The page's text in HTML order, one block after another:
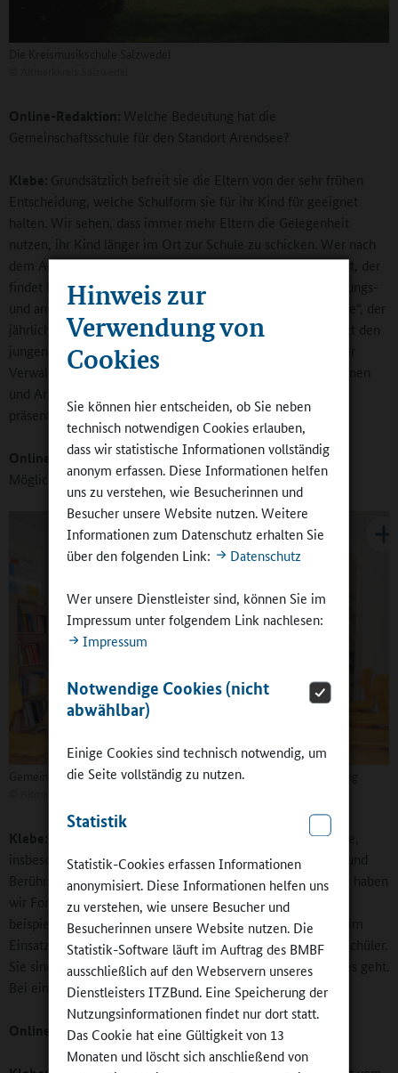
Hinweis zur
Verwendung von
Cookies
Sie können hier entscheiden, ob Sie neben
technisch notwendigen Cookies erlauben,
dass wir statistische Informationen vollständig
anonym erfassen. Diese Informationen helfen
uns zu verstehen, wie Besucherinnen und
Besucher unsere Website nutzen. Weitere
Informationen zum Datenschutz erhalten Sie
über den folgenden Link:
Datenschutz
Wer unsere Dienstleister sind, können Sie im
Impressum unter folgendem Link nachlesen:
Impressum
Notwendige Cookies (nicht
abwählbar)
Einige Cookies sind technisch notwendig, um
die Seite vollständig zu nutzen.
Statistik
Statistik-Cookies erfassen Informationen
anonymisiert. Diese Informationen helfen uns
zu verstehen, wie unsere Besucher und
Besucherinnen unsere Website nutzen. Die
Statistik-Software läuft im Auftrag des BMBF
ausschließlich auf den Webservern unseres
Dienstleisters ITZBund. Eine Speicherung der
Nutzungsinformationen findet nur dort statt.
Das Cookie hat eine Gültigkeit von 13
Monaten und löscht sich anschließend von
Online-Redaktion: Welche Bedeutung hat die
Gemeinschaftsschule für den Standort Arendsee?
Klebe: Grundsätzlich befreit sie die Eltern von der sehr frühen
Entscheidung, welche Schulform sie für ihr Kind für geeignet
halten. Wir sehen, dass immer mehr Eltern die Gelegenheit
nutzen, ihr Kind länger im Ort zur Schule zu schicken. Wer nach
dem Abschluss der zehnten Klasse nicht zum Abitur tendiert, der
findet hier gerade im handwerklichen Bereich gute Ausbildungs-
und anschließend Arbeitsmöglichkeiten. Der „Tag der Berufe“, der
jährlich von der Gemeinschaftsschule veranstaltet wird, zeigt den
jungen Menschen die Möglichkeiten auf. Auch bei uns in der
Verwaltung sind Schülerinnen und Schüler, die Spaß am Lernen
und Arbeiten haben, herzlich willkommen. Was wir bieten,
präsentiere ich am „Tag der Berufe“.
Online-Redaktion:Nutzen die Schulen die technischen
Möglichkeiten, um den Unterricht digitaler zu gestalten?
Gemeinschaftsschule Arendsee: Akustikdecke und LED-Beleuchtung
Klebe:
Eindeutig ja. Auch bei uns gab es verständlicherweise,
insbesondere bei älteren Lehrkräften, durchaus Vorbehalte und
Berührungsängste. Darauf haben wir reagiert. Als Gemeinde haben
wir Fortbildungen angeboten. Die Hardware-Schulung habe
beispielsweise ich selbst übernommen. Eine große Hilfe beim
Einsatz der neuen Medien sind auch die Schülerinnen und Schüler.
Sie sind oft fitter als wir Erwachsenen und zeigen uns, wie es geht.
Bei einem guten Miteinander ist vieles möglich.
Online-Redaktion:Auch dass der Bürgermeister schult …